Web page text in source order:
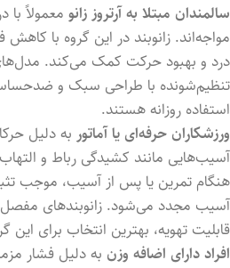
سالمندان مبتلا به آرتروز زانو معمولاً
مواجه‌اند. زانوبند در این گروه با
درد و بهبود حرکت کمک می‌کند.
تنظیم‌شونده با طراحی سبک و
استفاده روزانه هستند.
ورزشکاران حرفه‌ای یا آماتور به دلیل
آسیب‌هایی مانند کشیدگی رباط و
هنگام تمرین یا پس از آسیب، موجب
آسیب مجدد می‌شود. زانوبندهای
قابلیت تهویه، بهترین انتخاب برای این
افراد دارای اضافه وزن به دلیل فشار